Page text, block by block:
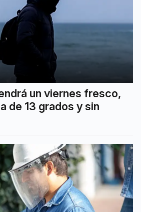
un viernes fresco,
de 13 grados y sin